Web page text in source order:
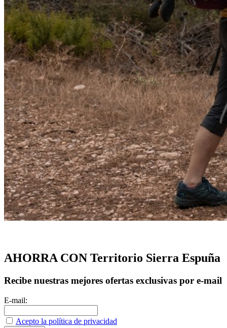
AHORRA CON Territorio Sierra Espuña
Recibe nuestras mejores ofertas exclusivas por e-mail
E-mail:
Acepto la política de privacidad